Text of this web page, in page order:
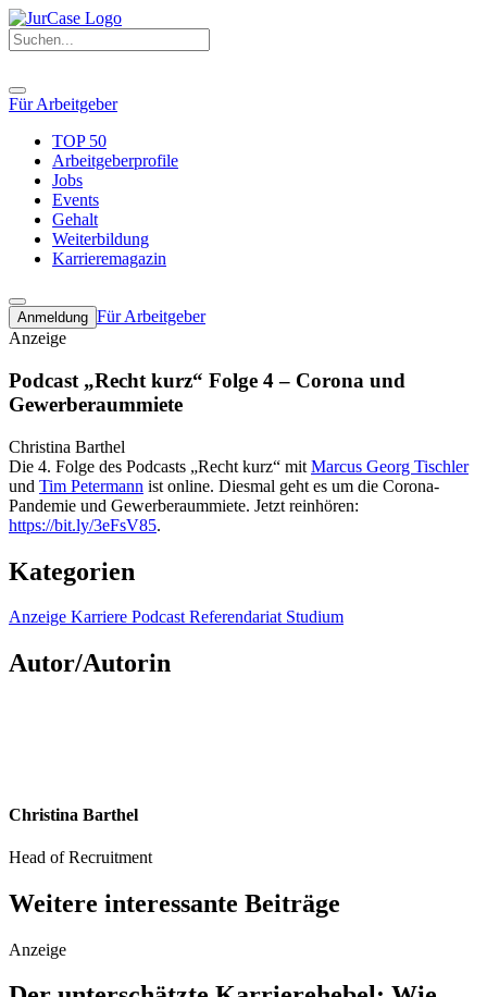
Für Arbeitgeber
TOP 50
Arbeitgeberprofile
Jobs
Events
Gehalt
Weiterbildung
Karrieremagazin
Anmeldung Für Arbeitgeber
Anzeige
Podcast „Recht kurz“ Folge 4 – Corona und
Gewerberaummiete
Christina Barthel
Die 4. Folge des Podcasts „Recht kurz“ mit Marcus Georg Tischler
und Tim Petermann ist online. Diesmal geht es um die Corona-
Pandemie und Gewerberaummiete. Jetzt reinhören:
https://bit.ly/3eFsV85.
Kategorien
Anzeige Karriere PodcastReferendariat Studium
Autor/Autorin
Christina Barthel
Head of Recruitment
Weitere interessante Beiträge
Anzeige